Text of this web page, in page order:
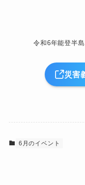
令和6年能登半
災害
6月のイベント